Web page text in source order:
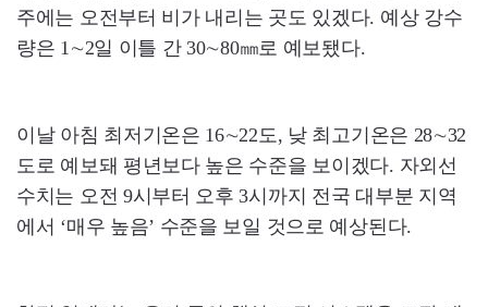
주에는 오전부터 비가 내리는 곳도 있겠다. 예상 강수
량은 1∼2일 이틀 간 30∼80㎜로 예보됐다.
이날 아침 최저기온은 16∼22도, 낮 최고기온은 28∼32
도로 예보돼 평년보다 높은 수준을 보이겠다. 자외선
수치는 오전 9시부터 오후 3시까지 전국 대부분 지역
에서 ‘매우 높음’ 수준을 보일 것으로 예상된다.